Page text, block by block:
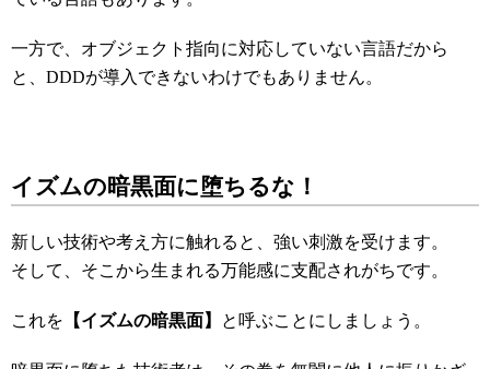
一方で、オブジェクト指向に対応していない言語だから
と、DDDが導入できないわけでもありません。
イズムの暗黒面に堕ちるな！
新しい技術や考え方に触れると、強い刺激を受けます。
そして、そこから生まれる万能感に支配されがちです。
これを 【イズムの暗黒面】 と呼ぶことにしましょう。